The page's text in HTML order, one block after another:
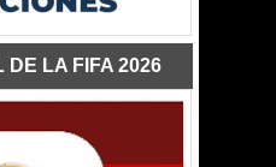
DE LA FIFA 2026